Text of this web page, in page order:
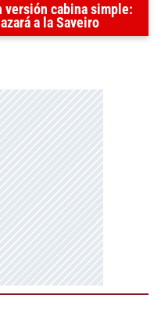
versión cabina simple:
a la Saveiro